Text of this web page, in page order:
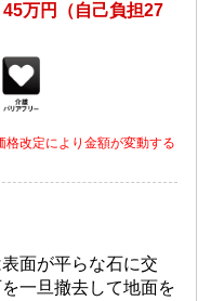
万円（自己負担27
改定により金額が変動する
面が平らな石に交
一旦撤去して地面を